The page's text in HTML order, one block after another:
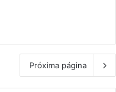
Próxima página